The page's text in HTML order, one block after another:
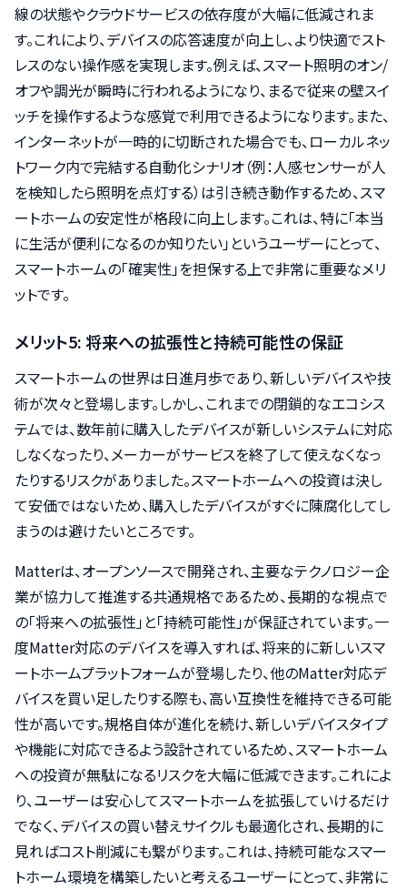
線の状態やクラウドサービスの依存度が大幅に低減されま
す。これにより、デバイスの応答速度が向上し、より快適でスト
レスのない操作感を実現します。例えば、スマート照明のオン/
オフや調光が瞬時に行われるようになり、まるで従来の壁スイ
ッチを操作するような感覚で利用できるようになります。また、
インターネットが一時的に切断された場合でも、ローカルネッ
トワーク内で完結する自動化シナリオ（例：人感センサーが人
を検知したら照明を点灯する）は引き続き動作するため、スマ
ートホームの安定性が格段に向上します。これは、特に「本当
に生活が便利になるのか知りたい」というユーザーにとって、
スマートホームの「確実性」を担保する上で非常に重要なメリ
ットです。
メリット5: 将来への拡張性と持続可能性の保証
スマートホームの世界は日進月歩であり、新しいデバイスや技
術が次々と登場します。しかし、これまでの閉鎖的なエコシス
テムでは、数年前に購入したデバイスが新しいシステムに対応
しなくなったり、メーカーがサービスを終了して使えなくなっ
たりするリスクがありました。スマートホームへの投資は決し
て安価ではないため、購入したデバイスがすぐに陳腐化してし
まうのは避けたいところです。
Matterは、オープンソースで開発され、主要なテクノロジー企
業が協力して推進する共通規格であるため、長期的な視点で
の「将来への拡張性」と「持続可能性」が保証されています。一
度Matter対応のデバイスを導入すれば、将来的に新しいスマ
ートホームプラットフォームが登場したり、他のMatter対応デ
バイスを買い足したりする際も、高い互換性を維持できる可能
性が高いです。規格自体が進化を続け、新しいデバイスタイプ
や機能に対応できるよう設計されているため、スマートホーム
への投資が無駄になるリスクを大幅に低減できます。これによ
り、ユーザーは安心してスマートホームを拡張していけるだけ
でなく、デバイスの買い替えサイクルも最適化され、長期的に
見ればコスト削減にも繋がります。これは、持続可能なスマー
トホーム環境を構築したいと考えるユーザーにとって、非常に